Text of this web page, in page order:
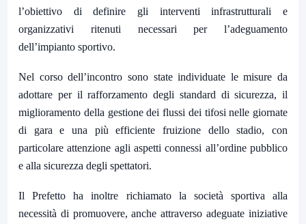
l’obiettivo di definire gli interventi infrastrutturali e
organizzativi ritenuti necessari per l’adeguamento
dell’impianto sportivo.
Nel corso dell’incontro sono state individuate le misure da
adottare per il rafforzamento degli standard di sicurezza, il
miglioramento della gestione dei flussi dei tifosi nelle giornate
di gara e una più efficiente fruizione dello stadio, con
particolare attenzione agli aspetti connessi all’ordine pubblico
e alla sicurezza degli spettatori.
Il Prefetto ha inoltre richiamato la società sportiva alla
necessità di promuovere, anche attraverso adeguate iniziative